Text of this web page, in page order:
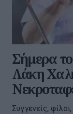
Σήμερα το
Λάκη
Συγγενείς,